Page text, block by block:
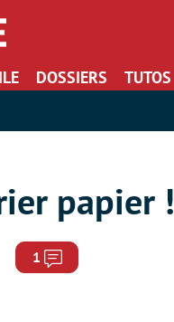
DOSSIERS TUTOS
papier !
1 Commentaires